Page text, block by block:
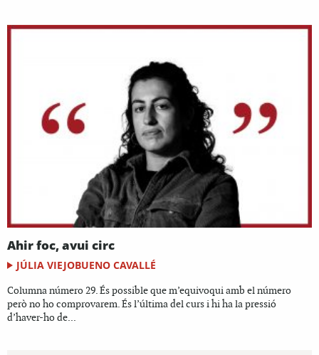
Ahir foc, avui circ
JÚLIA VIEJOBUENO CAVALLÉ
Columna número 29. És possible que m’equivoqui amb el número
però no ho comprovarem. És l’última del curs i hi ha la pressió
d’haver-ho de...